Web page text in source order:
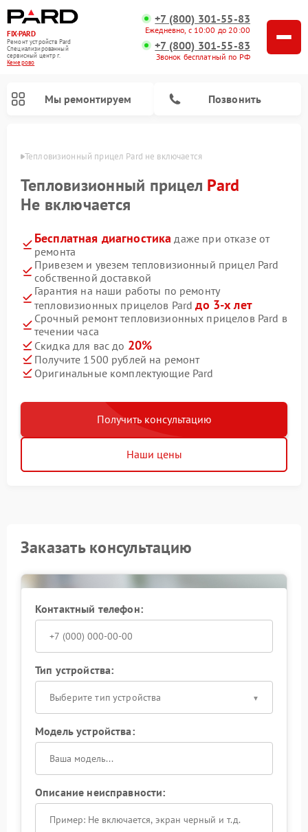
FIX-PARD
Ремонт устройств Pard
Специализированный
cервисный центр г.
Кемерово
+7 (800) 301-55-83
Ежедневно, с 10:00 до 20:00
+7 (800) 301-55-83
Звонок бесплатный по РФ
Мы ремонтируем Позвонить
Тепловизионный прицел Pard не включается
Тепловизионный прицел Pard
Не включается
Бесплатная диагностика даже при отказе от
ремонта
Привезем и увезем тепловизионный прицел Pard
собственной доставкой
Гарантия на наши работы по ремонту
тепловизионных прицелов Pardдо 3-х лет
Срочный ремонт тепловизионных прицелов Pard в
течении часа
Скидка для вас до 20%
Получите 1500 рублей на ремонт
Оригинальные комплектующие Pard
Получить консультацию
Наши цены
Заказать консультацию
Контактный телефон:
Тип устройства:
Выберите тип устройства
Модель устройства:
Описание неисправности: